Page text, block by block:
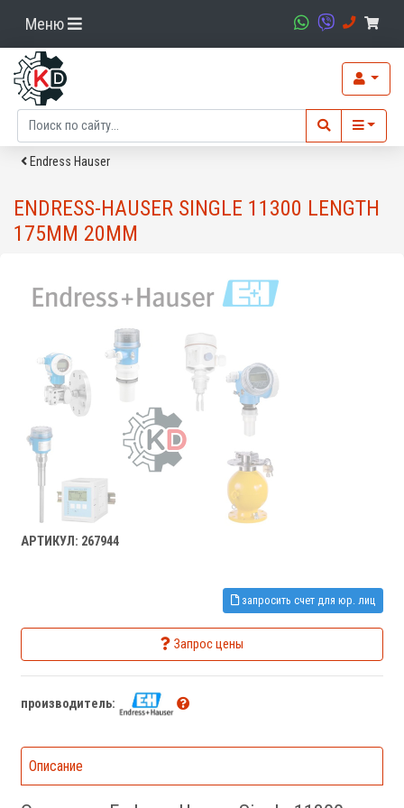
Меню
Endress Hauser
ENDRESS-HAUSER SINGLE 11300 LENGTH
175MM 20MM
АРТИКУЛ: 267944
запросить счет для юр. лиц
Запрос цены
производитель:
Описание